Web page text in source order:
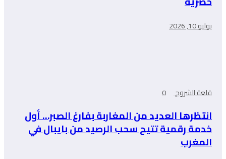
يوليو 10, 2026
قلعة الشروح 0
انتظرها العديد من المغاربة بفارغ الصبر… أول
خدمة رقمية تتيح سحب الرصيد من بايبال في
المغرب